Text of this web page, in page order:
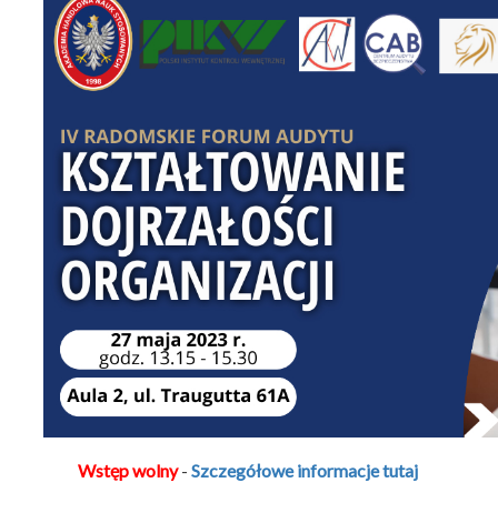
Wstęp wolny- Szczegółowe informacje tutaj